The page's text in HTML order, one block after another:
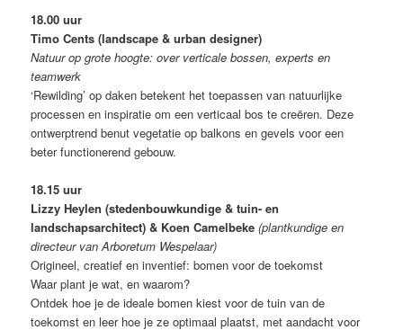
18.00 uur
Timo Cents (landscape & urban designer)
Natuur op grote hoogte: over verticale bossen, experts en
teamwerk
‘Rewilding’ op daken betekent het toepassen van natuurlijke
processen en inspiratie om een verticaal bos te creëren. Deze
ontwerptrend benut vegetatie op balkons en gevels voor een
beter functionerend gebouw.
18.15 uur
Lizzy Heylen (stedenbouwkundige & tuin- en
landschapsarchitect) & Koen Camelbeke(plantkundige en
directeur van Arboretum Wespelaar)
Origineel, creatief en inventief: bomen voor de toekomst
Waar plant je wat, en waarom?
Ontdek hoe je de ideale bomen kiest voor de tuin van de
toekomst en leer hoe je ze optimaal plaatst, met aandacht voor